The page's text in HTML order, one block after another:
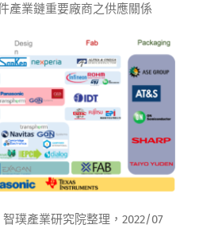
產業鏈重要廠商之供應關係
璞產業研究院整理，2022/07